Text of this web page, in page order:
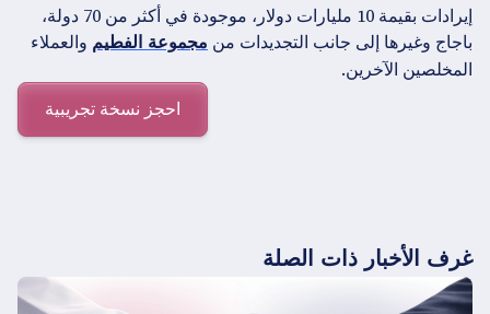
إيرادات بقيمة 10 مليارات دولار، موجودة في أكثر من 70 دولة،
باجاج وغيرها إلى جانب التجديدات منمجموعة الفطيموالعملاء
المخلصين الآخرين.
احجز نسخة تجريبية
غرف الأخبار ذات الصلة